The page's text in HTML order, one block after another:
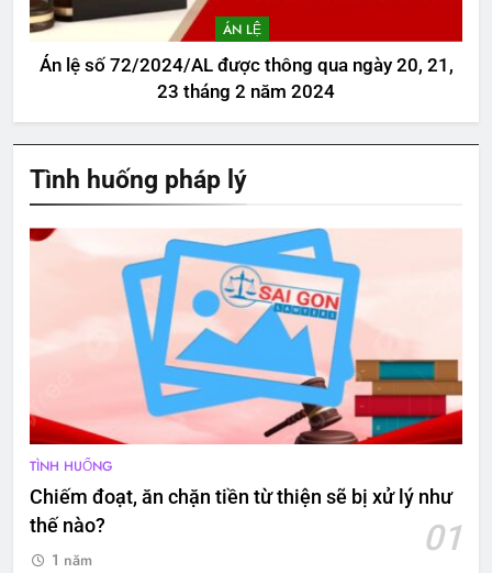
ÁN LỆ
Án lệ số 72/2024/AL được thông qua ngày 20, 21,
23 tháng 2 năm 2024
Tình huống pháp lý
TÌNH HUỐNG
Chiếm đoạt, ăn chặn tiền từ thiện sẽ bị xử lý như
thế nào?
01
1 năm